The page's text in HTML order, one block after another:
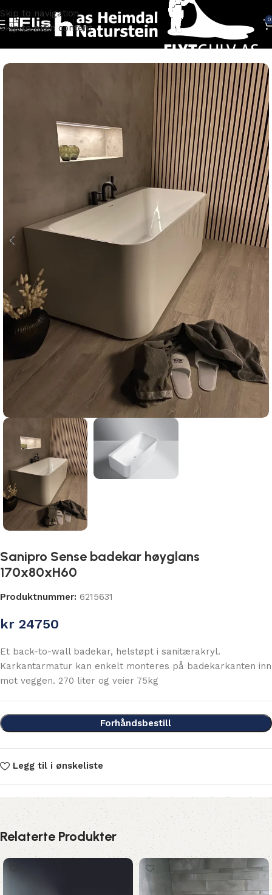
Skip to navigation
Skip to main content
0
Sanipro Sense badekar høyglans
170x80xH60
Produktnummer: 6215631
kr 24750
Et back-to-wall badekar, helstøpt i sanitærakryl.
Karkantarmatur kan enkelt monteres på badekarkanten inn
mot veggen. 270 liter og veier 75kg
Forhåndsbestill
Legg til i ønskeliste
Relaterte Produkter